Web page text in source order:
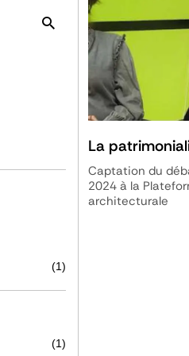
(1)
(1)
La
Captation du
2024 à la
architecturale